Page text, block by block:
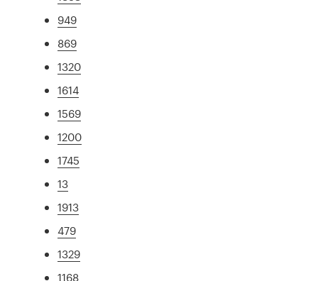
949
869
1320
1614
1569
1200
1745
13
1913
479
1329
1168